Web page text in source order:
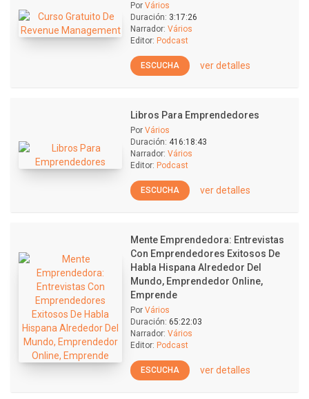
Por Vários
Duración: 3:17:26
Narrador: Vários
Editor: Podcast
ESCUCHA ver detalles
Libros Para Emprendedores
Por Vários
Duración: 416:18:43
Narrador: Vários
Editor: Podcast
ESCUCHA ver detalles
Mente Emprendedora: Entrevistas
Con Emprendedores Exitosos De
Habla Hispana Alrededor Del
Mundo, Emprendedor Online,
Emprende
Por Vários
Duración: 65:22:03
Narrador: Vários
Editor: Podcast
ESCUCHA ver detalles